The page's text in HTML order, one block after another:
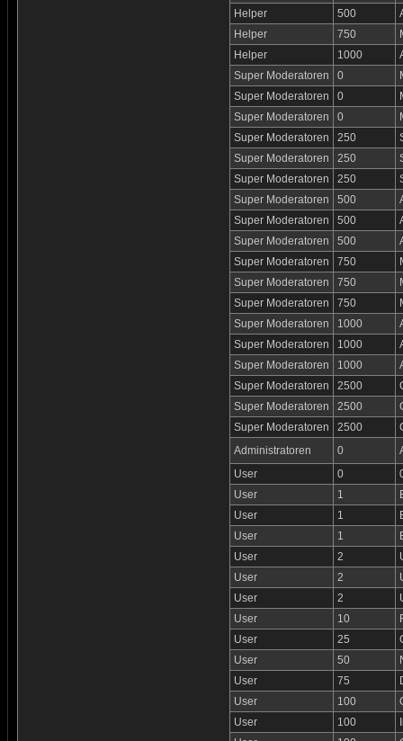
Helper
500
Helper
750
Helper
1000
Super Moderatoren
0
Super Moderatoren
0
Super Moderatoren
0
Super Moderatoren
250
Super Moderatoren
250
Super Moderatoren
250
Super Moderatoren
500
Super Moderatoren
500
Super Moderatoren
500
Super Moderatoren
750
Super Moderatoren
750
Super Moderatoren
750
Super Moderatoren
1000
Super Moderatoren
1000
Super Moderatoren
1000
Super Moderatoren
2500
Super Moderatoren
2500
Super Moderatoren
2500
Administratoren
0
User
0
User
1
User
1
User
1
User
2
User
2
User
2
User
10
User
25
User
50
User
75
User
100
User
100